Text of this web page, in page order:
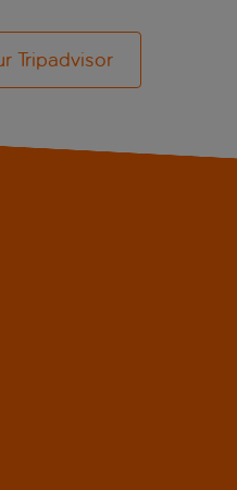
Tripadvisor